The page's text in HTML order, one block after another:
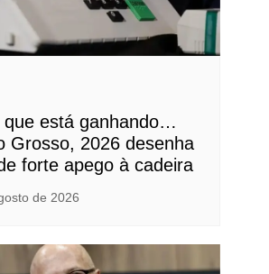
que está ganhando…
Grosso, 2026 desenha
forte apego à cadeira
de 2026